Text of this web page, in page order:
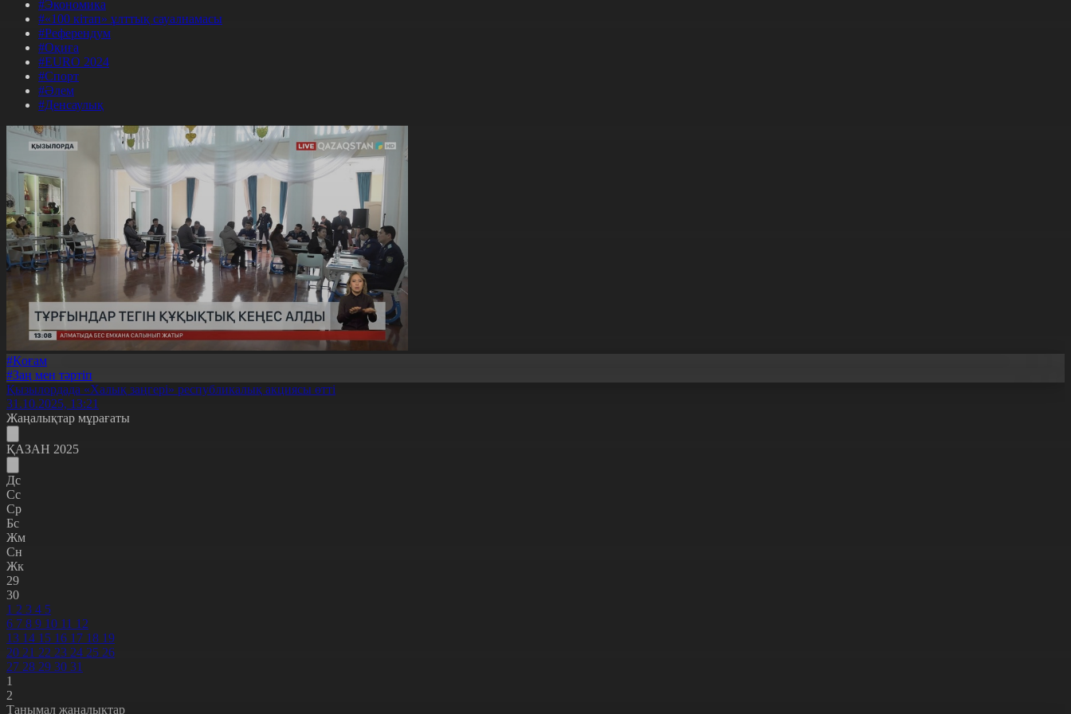
#Экономика
#«100 кітап» ұлттық сауалнамасы
#Референдум
#Оқиға
#EURO 2024
#Спорт
#Әлем
#Денсаулық
#Қоғам
#Заң мен тәртіп
Қызылордада «Халық заңгері» республикалық акциясы өтті
31.10.2025, 13:21
Жаңалықтар мұрағаты
ҚАЗАН 2025
Дс
Сс
Ср
Бс
Жм
Сн
Жк
29
30
1 2 3 4 5
6 7 8 9 10 11 12
13 14 15 16 17 18 19
20 21 22 23 24 25 26
27 28 29 30 31
1
2
Танымал жаңалықтар